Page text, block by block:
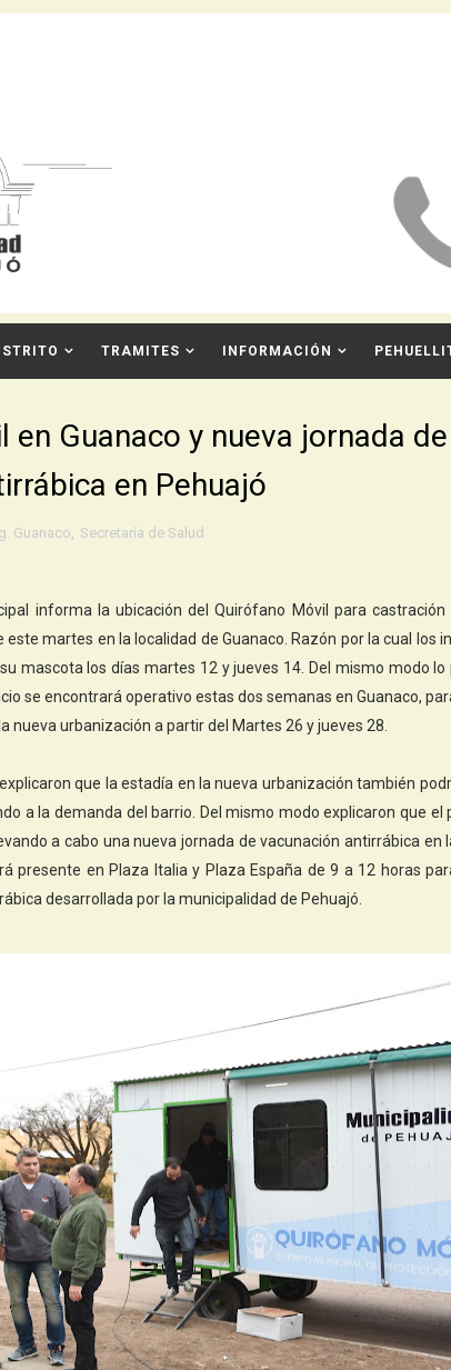
TRAMITES INFORMACIÓN
en Guanaco y nueva jornada de
en Pehuajó
Guanaco, Secretaría de Salud
informa la ubicación del Quirófano Móvil para castración
martes en la localidad de Guanaco. Razón por la cual los
mascota los días martes 12 y jueves 14. Del mismo modo lo
se encontrará operativo estas dos semanas en Guanaco,
nueva urbanización a partir del Martes 26 y jueves 28.
que la estadía en la nueva urbanización también
a la demanda del barrio. Del mismo modo explicaron que el
a cabo una nueva jornada de vacunación antirrábica en
presente en Plaza Italia y Plaza España de 9 a 12 horas
desarrollada por la municipalidad de Pehuajó.